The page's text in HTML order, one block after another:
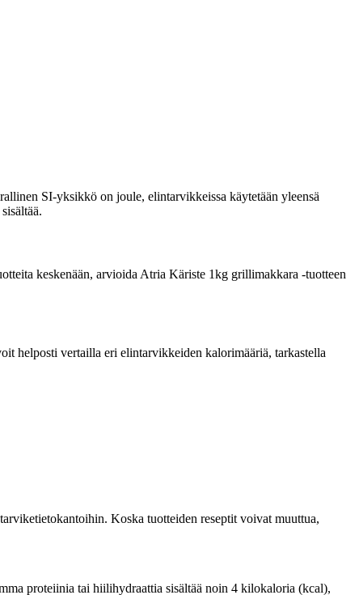
SI-yksikkö on joule, elintarvikkeissa käytetään yleensä
keskenään, arvioida Atria Käriste 1kg grillimakkara -tuotteen
helposti vertailla eri elintarvikkeiden kalorimääriä, tarkastella
Koska tuotteiden reseptit voivat muuttua,
proteiinia tai hiilihydraattia sisältää noin 4 kilokaloria (kcal),